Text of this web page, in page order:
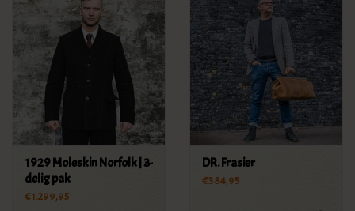
1929 Moleskin Norfolk | 3-
delig pak
€1.299,95
DR. Frasier
€384,95